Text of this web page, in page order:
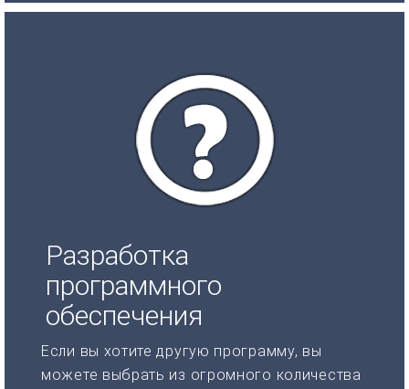
Разработка
программного
обеспечения
Если вы хотите другую программу, вы
можете выбрать из огромного количества